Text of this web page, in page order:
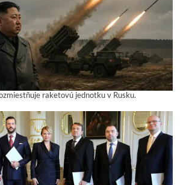
raketovú jednotku v Rusku.